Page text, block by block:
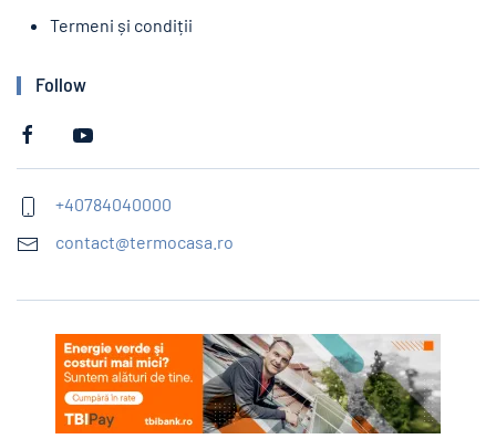
Termeni și condiții
Follow
+40784040000
contact@termocasa.ro